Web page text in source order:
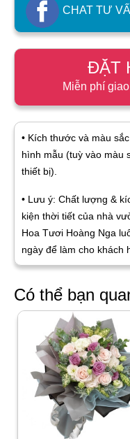
CHAT TƯ
ĐẶT
Miễn phí
• Kích thước và màu
hình mẫu (tuỳ vào màu
thiết bị).
• Lưu ý: Chất lượng &
kiện thời tiết của nhà
Hoa Tươi Hoàng Nga
ngày để làm cho khách
Có thể bạn